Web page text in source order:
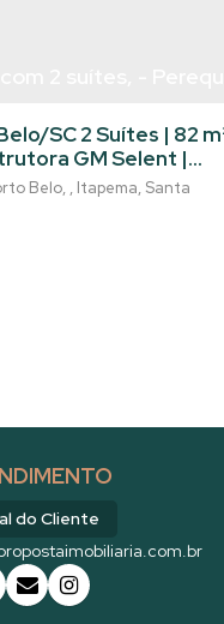
Belo , Itapema, Santa
SC 2 Suítes | 82
GM Selent |
oportunidade de
mais privilegiados
padrão assinado
do Cliente